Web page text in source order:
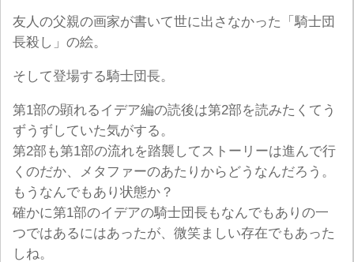
友人の父親の画家が書いて世に出さなかった「騎士団
長殺し」の絵。
そして登場する騎士団長。
第1部の顕れるイデア編の読後は第2部を読みたくてう
ずうずしていた気がする。
第2部も第1部の流れを踏襲してストーリーは進んで行
くのだか、メタファーのあたりからどうなんだろう。
もうなんでもあり状態か？
確かに第1部のイデアの騎士団長もなんでもありの一
つではあるにはあったが、微笑ましい存在でもあった
しね。